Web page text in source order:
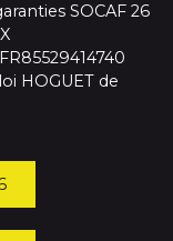
SOCAF 26
HOGUET de